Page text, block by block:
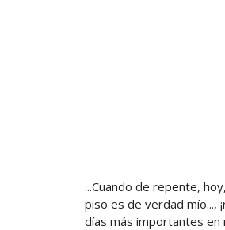
...Cuando de repente,
piso es de verdad mío...,
días más importantes en